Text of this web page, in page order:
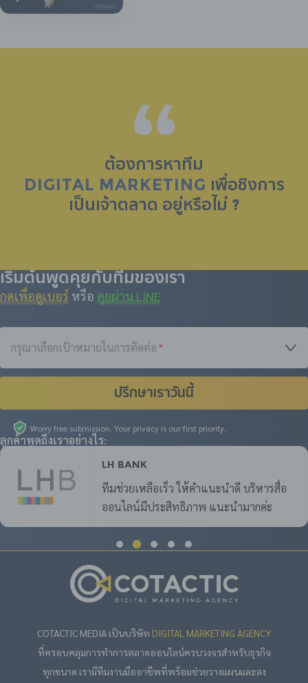
ต้องการหาทีม
DIGITAL MARKETING เพื่อชิงการ
เป็นเจ้าตลาด อยู่หรือไม่ ?
ลูกค้าพูดถึงเราอย่างไร:
LH Bank
ทีมช่วยเหลือเร็ว ให้คำแนะนำดี บริหารสื่อ
ออนไลน์มีประสิทธิภาพ แนะนำมากค่ะ
เริ่มต้นพูดคุยกับทีมของเรา
กดเพื่อดูเบอร์ หรือ คุยผ่าน LINE
กรุณาเลือกเป้าหมายในการติดต่อ*
ปรึกษาเราวันนี้
Worry free submission. Your privacy is our first priority.
COTACTIC MEDIA เป็นบริษัท DIGITAL MARKETING AGENCY
ที่ครอบคลุมการทำการตลาดออนไลน์ครบวงจรสำหรับธุรกิจ
ทุกขนาด เรามีทีมงานมืออาชีพที่พร้อมช่วยวางแผนและลง